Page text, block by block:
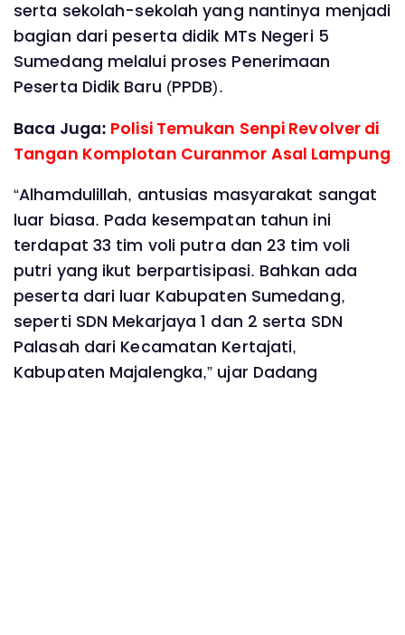
serta sekolah-sekolah yang nantinya menjadi
bagian dari peserta didik MTs Negeri 5
Sumedang melalui proses Penerimaan
Peserta Didik Baru (PPDB).
Baca Juga: Polisi Temukan Senpi Revolver di
Tangan Komplotan Curanmor Asal Lampung
“Alhamdulillah, antusias masyarakat sangat
luar biasa. Pada kesempatan tahun ini
terdapat 33 tim voli putra dan 23 tim voli
putri yang ikut berpartisipasi. Bahkan ada
peserta dari luar Kabupaten Sumedang,
seperti SDN Mekarjaya 1 dan 2 serta SDN
Palasah dari Kecamatan Kertajati,
Kabupaten Majalengka,” ujar Dadang